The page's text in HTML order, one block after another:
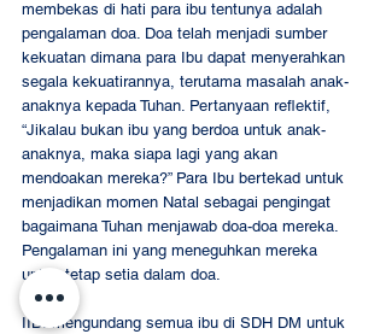
membekas di hati para ibu tentunya adalah
pengalaman doa. Doa telah menjadi sumber
kekuatan dimana para Ibu dapat menyerahkan
segala kekuatirannya, terutama masalah anak-
anaknya kepada Tuhan. Pertanyaan reflektif,
“Jikalau bukan ibu yang berdoa untuk anak-
anaknya, maka siapa lagi yang akan
mendoakan mereka?” Para Ibu bertekad untuk
menjadikan momen Natal sebagai pengingat
bagaimana Tuhan menjawab doa-doa mereka.
Pengalaman ini yang meneguhkan mereka
untuk tetap setia dalam doa.
IIBI mengundang semua ibu di SDH DM untuk